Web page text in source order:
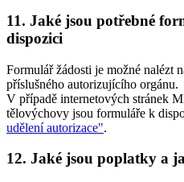
11. Jaké jsou potřebné
dispozici
Formulář žádosti je možné nalézt
příslušného autorizujícího orgánu.
V případě internetových stránek
tělovýchovy jsou formuláře k
udělení autorizace".
12. Jaké jsou poplatky a